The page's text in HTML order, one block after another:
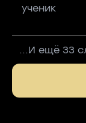
ученик
...И ещё 33